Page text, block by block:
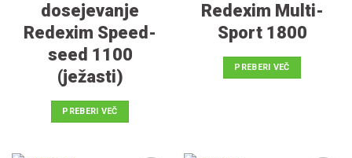
dosejevanje
Redexim Speed-
seed 1100
(ježasti)
PREBERI VEČ
Redexim Multi-
Sport 1800
PREBERI VEČ